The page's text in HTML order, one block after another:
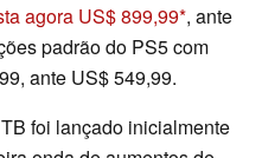
agora US$ 899,99 , ante
padrão do PS5 com
ante US$ 549,99.
foi lançado inicialmente